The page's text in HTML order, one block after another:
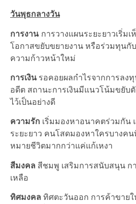
วันพุธกลางวัน
การงาน การวางแผนระยะยาวเริ่ม
โอกาสขยับขยายงาน หรือร่วมทุนกั
ความก้าวหน้าใหม่
การเงินรอคอยผลกำไรจากการลง
อดีต สถานะการเงินมีแนวโน้มขยับ
ไว้เป็นอย่างดี
ความรัก เริ่มมองหาอนาคตร่วมกัน
ระยะยาว คนโสดมองหาใครบางคน
หมายชีวิตมากกว่าแค่แก้เหงา
สีมงคล สีชมพู เสริมการสนับสนุน ก
เหลือ
ทิศมงคล ทิศตะวันออก การค้าขาย